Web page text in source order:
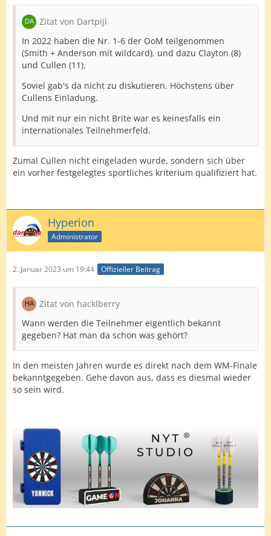
Zitat von Dartpijl
In 2022 haben die Nr. 1-6 der OoM teilgenommen
(Smith + Anderson mit wildcard), und dazu Clayton (8)
und Cullen (11).
Soviel gab's da nicht zu diskutieren. Höchstens über
Cullens Einladung.
Und mit nur ein nicht Brite war es keinesfalls ein
internationales Teilnehmerfeld.
Zumal Cullen nicht eingeladen wurde, sondern sich über
ein vorher festgelegtes sportliches kriterium qualifiziert hat.
Hyperion
Administrator
2. Januar 2023 um 19:44 Offizieller Beitrag
Zitat von hacklberry
Wann werden die Teilnehmer eigentlich bekannt
gegeben? Hat man da schon was gehört?
In den meisten Jahren wurde es direkt nach dem WM-Finale
bekanntgegeben. Gehe davon aus, dass es diesmal wieder
so sein wird.